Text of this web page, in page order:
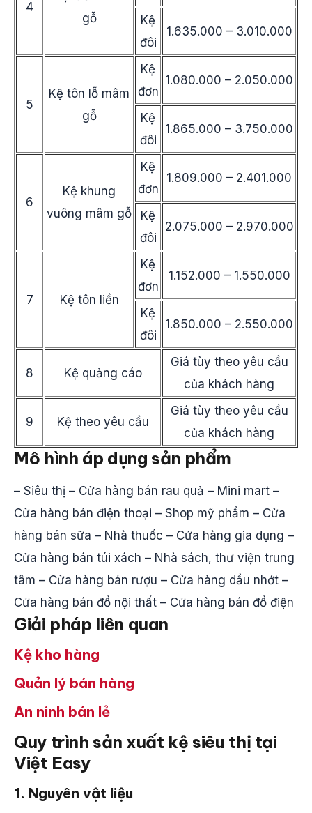
4
gỗ
Kệ
đôi
1.635.000 – 3.010.000
5
Kệ tôn lỗ mâm
gỗ
Kệ
đơn
1.080.000 – 2.050.000
Kệ
đôi
1.865.000 – 3.750.000
6
Kệ khung
vuông mâm gỗ
Kệ
đơn
1.809.000 – 2.401.000
Kệ
đôi
2.075.000 – 2.970.000
7 Kệ tôn liền
Kệ
đơn
1.152.000 – 1.550.000
Kệ
đôi
1.850.000 – 2.550.000
8 Kệ quảng cáo
Giá tùy theo yêu cầu
của khách hàng
9 Kệ theo yêu cầu
Giá tùy theo yêu cầu
của khách hàng
Mô hình áp dụng sản phẩm
– Siêu thị – Cửa hàng bán rau quả – Mini mart –
Cửa hàng bán điện thoại – Shop mỹ phẩm – Cửa
hàng bán sữa – Nhà thuốc – Cửa hàng gia dụng –
Cửa hàng bán túi xách – Nhà sách, thư viện trung
tâm – Cửa hàng bán rượu – Cửa hàng dầu nhớt –
Cửa hàng bán đồ nội thất – Cửa hàng bán đồ điện
Giải pháp liên quan
Kệ kho hàng
Quản lý bán hàng
An ninh bán lẻ
Quy trình sản xuất kệ siêu thị tại
Việt Easy
1. Nguyên vật liệu